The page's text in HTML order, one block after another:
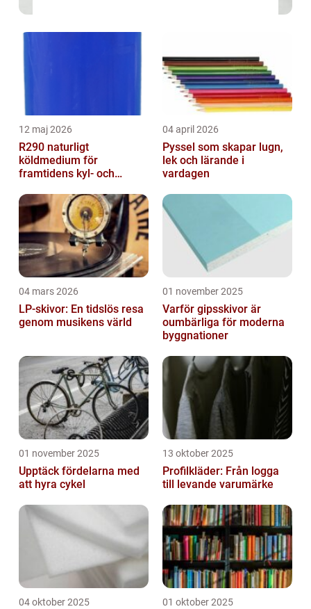
12 maj 2026
R290 naturligt
köldmedium för
framtidens kyl- och
04 april 2026
Pyssel som skapar lugn,
lek och lärande i
vardagen
04 mars 2026
LP-skivor: En tidslös resa
genom musikens värld
01 november 2025
Varför gipsskivor är
oumbärliga för moderna
byggnationer
01 november 2025
Upptäck fördelarna med
att hyra cykel
13 oktober 2025
Profilkläder: Från logga
till levande varumärke
04 oktober 2025 01 oktober 2025